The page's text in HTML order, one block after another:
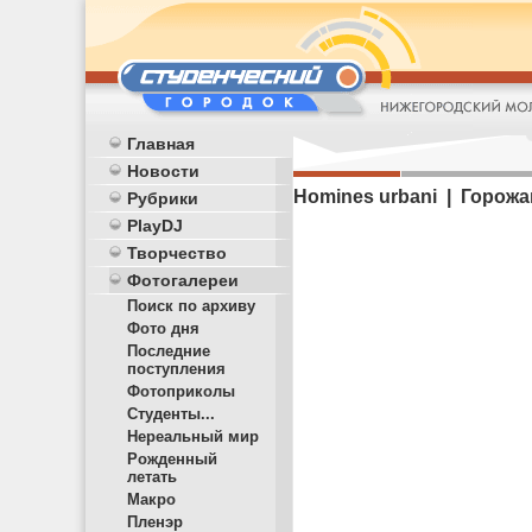
Главная
Новости
Рубрики
PlayDJ
Творчество
Фотогалереи
Поиск по архиву
Фото дня
Последние
поступления
Фотоприколы
Студенты...
Нереальный мир
Рожденный
летать
Макро
Пленэр
Homines urbani |